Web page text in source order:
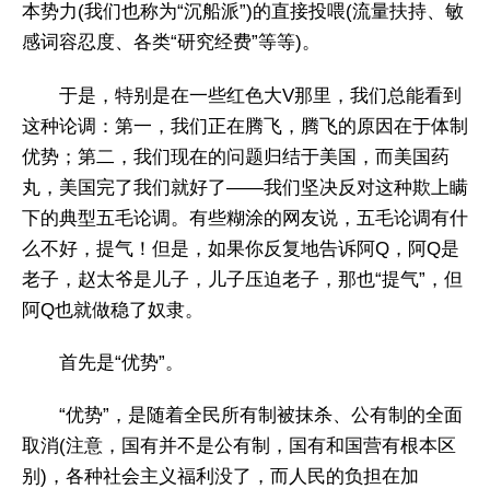
本势力(我们也称为“沉船派”)的直接投喂(流量扶持、敏
感词容忍度、各类“研究经费”等等)。
于是，特别是在一些红色大V那里，我们总能看到
这种论调：第一，我们正在腾飞，腾飞的原因在于体制
优势；第二，我们现在的问题归结于美国，而美国药
丸，美国完了我们就好了——我们坚决反对这种欺上瞒
下的典型五毛论调。有些糊涂的网友说，五毛论调有什
么不好，提气！但是，如果你反复地告诉阿Q，阿Q是
老子，赵太爷是儿子，儿子压迫老子，那也“提气”，但
阿Q也就做稳了奴隶。
首先是“优势”。
“优势”，是随着全民所有制被抹杀、公有制的全面
取消(注意，国有并不是公有制，国有和国营有根本区
别)，各种社会主义福利没了，而人民的负担在加